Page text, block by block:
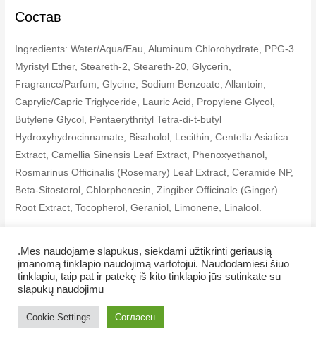
Состав
Ingredients: Water/Aqua/Eau, Aluminum Chlorohydrate, PPG-3
Myristyl Ether, Steareth-2, Steareth-20, Glycerin,
Fragrance/Parfum, Glycine, Sodium Benzoate, Allantoin,
Caprylic/Capric Triglyceride, Lauric Acid, Propylene Glycol,
Butylene Glycol, Pentaerythrityl Tetra-di-t-butyl
Hydroxyhydrocinnamate, Bisabolol, Lecithin, Centella Asiatica
Extract, Camellia Sinensis Leaf Extract, Phenoxyethanol,
Rosmarinus Officinalis (Rosemary) Leaf Extract, Ceramide NP,
Beta-Sitosterol, Chlorphenesin, Zingiber Officinale (Ginger)
Root Extract, Tocopherol, Geraniol, Limonene, Linalool.
Copyright © 2026 Veiklus.lt
Как купить Контакты
.Mes naudojame slapukus, siekdami užtikrinti geriausią
įmanomą tinklapio naudojimą vartotojui. Naudodamiesi šiuo
tinklapiu, taip pat ir patekę iš kito tinklapio jūs sutinkate su
slapukų naudojimu
Cookie Settings Согласен